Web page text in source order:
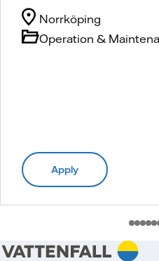
Operation &
Norrköping
Apply